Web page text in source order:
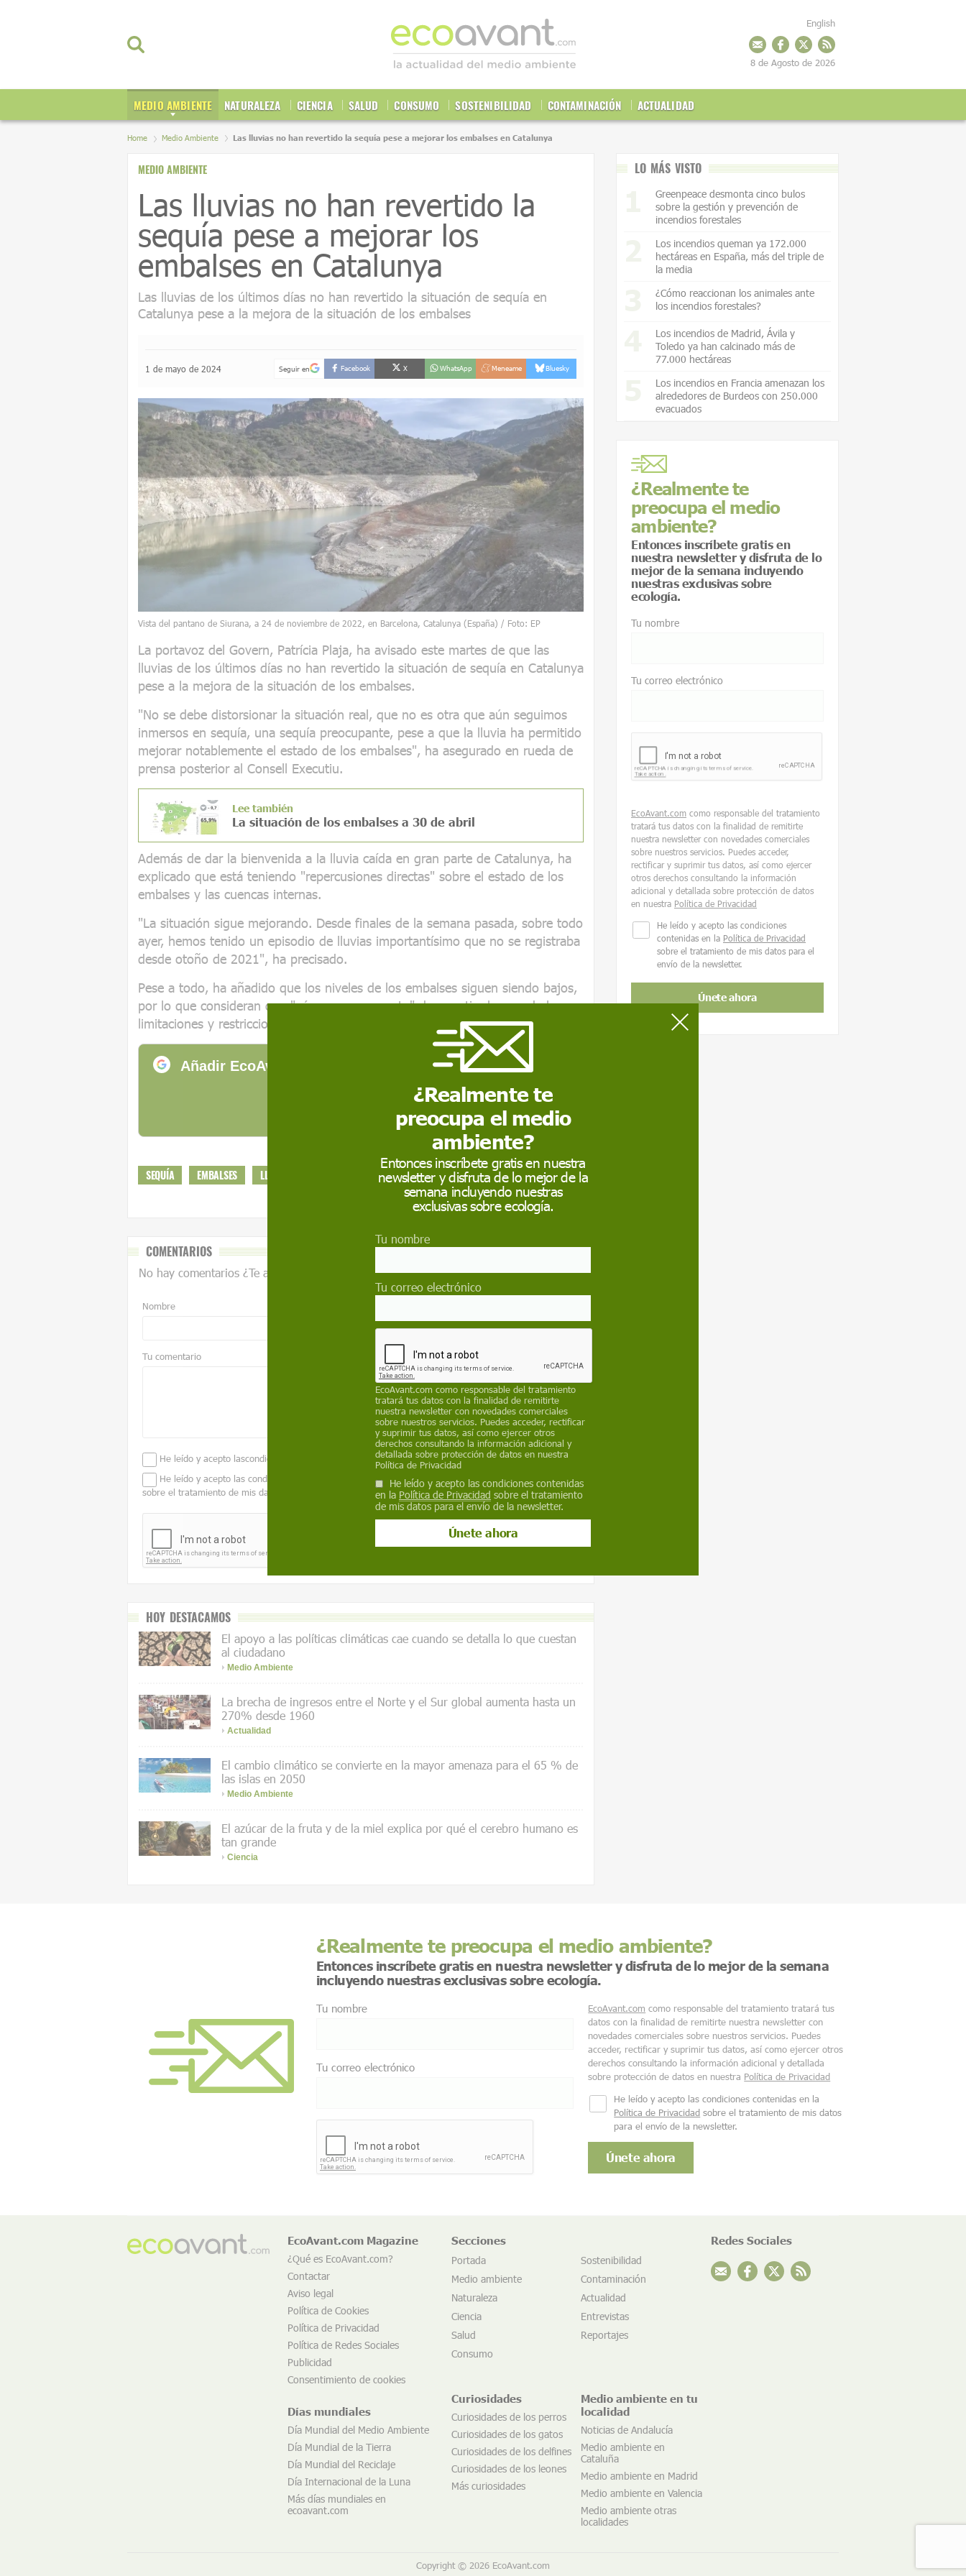
MEDIO AMBIENTE NATURALEZA CIENCIA SALUD CONSUMO SOSTENIBILIDAD CONTAMINACIÓN ACTUALIDAD
English
8 de Agosto de 2026
Home Medio Ambiente Las lluvias no han revertido la sequía pese a mejorar los embalses en Catalunya
MEDIO AMBIENTE
Las lluvias no han revertido la
sequía pese a mejorar los
embalses en Catalunya
Las lluvias de los últimos días no han revertido la situación de sequía en
Catalunya pese a la mejora de la situación de los embalses
1 de mayo de 2024 Seguir en Facebook X WhatsApp Meneame Bluesky
Vista del pantano de Siurana, a 24 de noviembre de 2022, en Barcelona, Catalunya (España) / Foto: EP
La portavoz del Govern, Patrícia Plaja, ha avisado este martes de que las
lluvias de los últimos días no han revertido la situación de sequía en Catalunya
pese a la mejora de la situación de los embalses.
"No se debe distorsionar la situación real, que no es otra que aún seguimos
inmersos en sequía, una sequía preocupante, pese a que la lluvia ha permitido
mejorar notablemente el estado de los embalses", ha asegurado en rueda de
prensa posterior al Consell Executiu.
Lee también
La situación de los embalses a 30 de abril
Además de dar la bienvenida a la lluvia caída en gran parte de Catalunya, ha
explicado que está teniendo "repercusiones directas" sobre el estado de los
embalses y las cuencas internas.
"La situación sigue mejorando. Desde finales de la semana pasada, sobre todo
ayer, hemos tenido un episodio de lluvias importantísimo que no se registraba
desde otoño de 2021", ha precisado.
Pese a todo, ha añadido que los niveles de los embalses siguen siendo bajos,
por lo que consideran que "aún no es momento" de revertir algunas de las
limitaciones y restricciones que se aplican.
Añadir EcoAvant.com como fuente preferida de Google
de forma gratuita.
SEQUÍA EMBALSES LLUVIA MEDIO AMBIENTE EN CATALUÑA
COMENTARIOS
No hay comentarios ¿Te animas?
Nombre
Tu comentario
He leído y acepto lascondiciones legales
He leído y acepto las condiciones contenidas en la
política de privacidad
sobre el tratamiento de mis datos para gestionar mis comentarios.
HOY DESTACAMOS
El apoyo a las políticas climáticas cae cuando se detalla lo que cuestan
al ciudadano
Medio Ambiente
La brecha de ingresos entre el Norte y el Sur global aumenta hasta un
270% desde 1960
Actualidad
El cambio climático se convierte en la mayor amenaza para el 65 % de
las islas en 2050
Medio Ambiente
El azúcar de la fruta y de la miel explica por qué el cerebro humano es
tan grande
Ciencia
LO MÁS VISTO
Greenpeace desmonta cinco bulos
sobre la gestión y prevención de
incendios forestales
Los incendios queman ya 172.000
hectáreas en España, más del triple de
la media
¿Cómo reaccionan los animales ante
los incendios forestales?
Los incendios de Madrid, Ávila y
Toledo ya han calcinado más de
77.000 hectáreas
Los incendios en Francia amenazan los
alrededores de Burdeos con 250.000
evacuados
¿Realmente te
preocupa el medio
ambiente?
Entonces inscríbete gratis en
nuestra newsletter y disfruta de lo
mejor de la semana incluyendo
nuestras exclusivas sobre
ecología.
Tu nombre
Tu correo electrónico
EcoAvant.com como responsable del tratamiento
tratará tus datos con la finalidad de remitirte
nuestra newsletter con novedades comerciales
sobre nuestros servicios. Puedes acceder,
rectificar y suprimir tus datos, así como ejercer
otros derechos consultando la información
adicional y detallada sobre protección de datos
en nuestra Política de Privacidad
He leído y acepto las condiciones
contenidas en la Política de Privacidad
sobre el tratamiento de mis datos para el
envío de la newsletter.
¿Realmente te
preocupa el medio
ambiente?
Entonces inscríbete gratis en nuestra
newsletter y disfruta de lo mejor de la
semana incluyendo nuestras
exclusivas sobre ecología.
Tu nombre
Tu correo electrónico
EcoAvant.com como responsable del tratamiento
tratará tus datos con la finalidad de remitirte
nuestra newsletter con novedades comerciales
sobre nuestros servicios. Puedes acceder, rectificar
y suprimir tus datos, así como ejercer otros
derechos consultando la información adicional y
detallada sobre protección de datos en nuestra
Política de Privacidad
He leído y acepto las condiciones contenidas
en la Política de Privacidad sobre el tratamiento
de mis datos para el envío de la newsletter.
¿Realmente te preocupa el medio ambiente?
Entonces inscríbete gratis en nuestra newsletter y disfruta de lo mejor de la semana
incluyendo nuestras exclusivas sobre ecología.
Tu nombre
Tu correo electrónico
EcoAvant.com como responsable del tratamiento tratará tus
datos con la finalidad de remitirte nuestra newsletter con
novedades comerciales sobre nuestros servicios. Puedes
acceder, rectificar y suprimir tus datos, así como ejercer otros
derechos consultando la información adicional y detallada
sobre protección de datos en nuestra Política de Privacidad
He leído y acepto las condiciones contenidas en la
Política de Privacidad sobre el tratamiento de mis datos
para el envío de la newsletter.
EcoAvant.com Magazine
¿Qué es EcoAvant.com?
Contactar
Aviso legal
Política de Cookies
Política de Privacidad
Política de Redes Sociales
Publicidad
Consentimiento de cookies
Días mundiales
Día Mundial del Medio Ambiente
Día Mundial de la Tierra
Día Mundial del Reciclaje
Día Internacional de la Luna
Más días mundiales en
ecoavant.com
Secciones
Portada
Sostenibilidad
Medio ambiente
Contaminación
Naturaleza
Actualidad
Ciencia
Entrevistas
Salud
Reportajes
Consumo
Curiosidades
Curiosidades de los perros
Curiosidades de los gatos
Curiosidades de los delfines
Curiosidades de los leones
Más curiosidades
Medio ambiente en tu
localidad
Noticias de Andalucía
Medio ambiente en
Cataluña
Medio ambiente en Madrid
Medio ambiente en Valencia
Medio ambiente otras
localidades
Redes Sociales
Copyright © 2026 EcoAvant.com